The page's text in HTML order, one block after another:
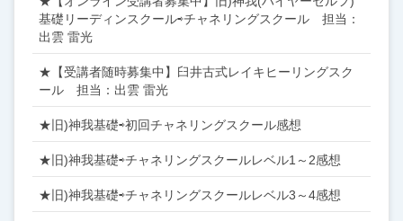
基礎リーディンスクール⇨チャネリングスクール 担当：
出雲 雷光
★【受講者随時募集中】臼井古式レイキヒーリングスク
ール 担当：出雲 雷光
★旧)神我基礎⇨初回チャネリングスクール感想
★旧)神我基礎⇨チャネリングスクールレベル1～2感想
★旧)神我基礎⇨チャネリングスクールレベル3～4感想